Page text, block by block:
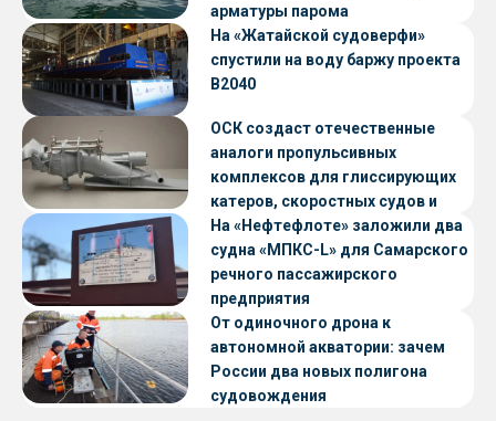
арматуры парома
«Петропавловск» проекта CNF22
На «Жатайской судоверфи»
спустили на воду баржу проекта
В2040
ОСК создаст отечественные
аналоги пропульсивных
комплексов для глиссирующих
катеров, скоростных судов и
судов с малой осадкой
На «Нефтефлоте» заложили два
судна «МПКС-L» для Самарского
речного пассажирского
предприятия
От одиночного дрона к
автономной акватории: зачем
России два новых полигона
судовождения